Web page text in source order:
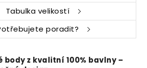
Tabulka velikostí
poradit?
body z kvalitní 100% bavlny –